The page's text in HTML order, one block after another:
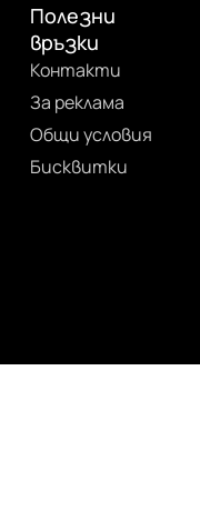
Полезни
връзки
Контакти
За реклама
Общи условия
Бисквитки